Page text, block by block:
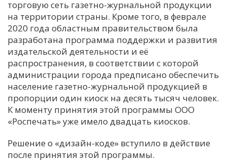
торговую сеть газетно-журнальной продукции
на территории страны. Кроме того, в феврале
2020 года областным правительством была
разработана программа поддержки и развития
издательской деятельности и её
распространения, в соответствии с которой
администрации города предписано обеспечить
население газетно-журнальной продукцией в
пропорции один киоск на десять тысяч человек.
К моменту принятия этой программы ООО
«Роспечать» уже имело двадцать киосков.
Решение о «дизайн-коде» вступило в действие
после принятия этой программы.